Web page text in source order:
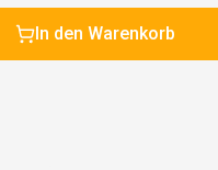
In den Warenkorb